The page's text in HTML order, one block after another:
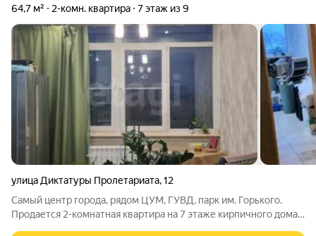
64,7 м² 2-комн. квартира 7 этаж из 9
улица Диктатуры Пролетариата,12
Самый центр города, рядом ЦУМ, ГУВД, парк им. Горького.
Продается 2-комнатная квартира на 7 этаже кирпичного дома.